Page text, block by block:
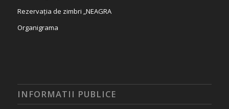
Rezervația de zimbri „NEAGRA
Organigrama
INFORMATII PUBLICE